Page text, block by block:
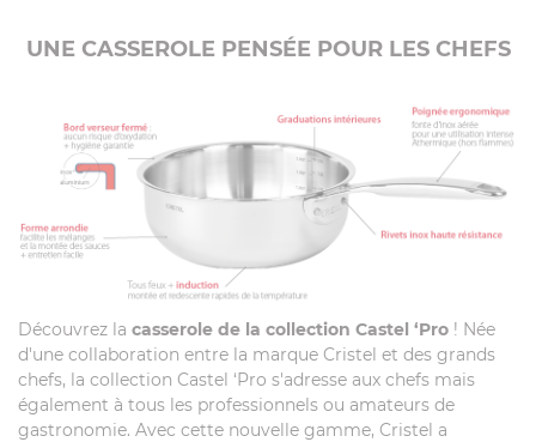
UNE CASSEROLE PENSÉE POUR LES CHEFS
Découvrez la casserole de la collection Castel ‘Pro ! Née
d'une collaboration entre la marque Cristel et des grands
chefs, la collection Castel ‘Pro s'adresse aux chefs mais
également à tous les professionnels ou amateurs de
gastronomie. Avec cette nouvelle gamme, Cristel a